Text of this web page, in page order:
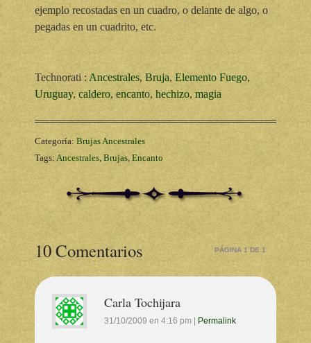
ejemplo recostadas en un cuadro, o delante de algo, o
pegadas en un cuadrito, etc.
Technorati : Ancestrales, Bruja, Elemento Fuego,
Uruguay, caldero, encanto, hechizo, magia
Categoría: Brujas Ancestrales
Tags: Ancestrales, Brujas, Encanto
10 Comentarios PÁGINA 1 DE 1
Carla Tochijara
31/10/2009 en 4:16 pm Permalink